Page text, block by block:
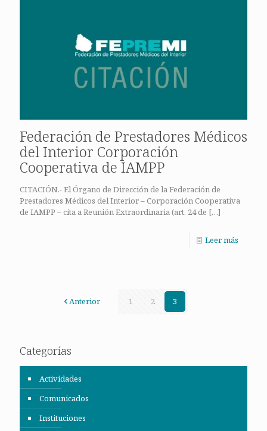
Federación de Prestadores Médicos
del Interior Corporación
Cooperativa de IAMPP
CITACIÓN.- El Órgano de Dirección de la Federación de
Prestadores Médicos del Interior – Corporación Cooperativa
de IAMPP – cita a Reunión Extraordinaria (art. 24 de […]
Leer más
Anterior 1 2 3
Categorías
Actividades
Comunicados
Instituciones